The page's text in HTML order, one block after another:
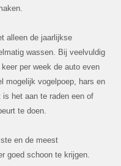
alleen de jaarlijkse
wassen. Bij veelvuldig
per week de auto even
mogelijk vogelpoep, hars en
het aan te raden een of
te doen.
en de meest
goed schoon te krijgen.